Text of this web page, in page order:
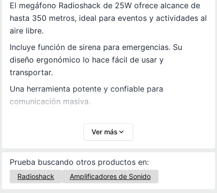
El megáfono Radioshack de 25W ofrece alcance de
hasta 350 metros, ideal para eventos y actividades al
aire libre.
Incluye función de sirena para emergencias. Su
diseño ergonómico lo hace fácil de usar y
transportar.
Una herramienta potente y confiable para
comunicación masiva.
Ver más
Prueba buscando otros productos en:
Radioshack Amplificadores de Sonido